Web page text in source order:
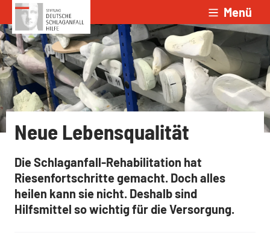
Zum Inhalt springen Menü
Neue Lebensqualität
Die Schlaganfall-Rehabilitation hat
Riesenfortschritte gemacht. Doch alles
heilen kann sie nicht. Deshalb sind
Hilfsmittel so wichtig für die Versorgung.